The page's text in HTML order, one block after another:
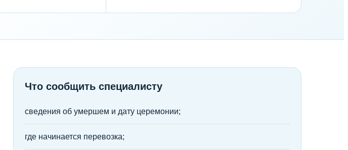
Что сообщить специалисту
сведения об умершем и дату церемонии;
где начинается перевозка;